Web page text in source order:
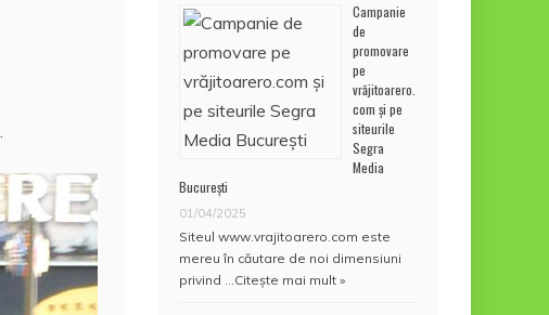
Campanie
de
promovare
pe
vrăjitoarero.
com și pe
siteurile
Segra
Media
București
01/04/2025
Siteul www.vrajitoarero.com este
mereu în căutare de noi dimensiuni
privind … Citește mai mult »